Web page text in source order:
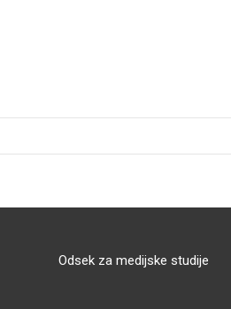
Odsek za medijske studije